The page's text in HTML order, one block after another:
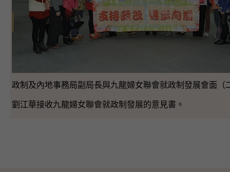
政制及內地事務局副局長與九龍婦女聯會就政制發展會面（
劉江華接收九龍婦女聯會就政制發展的意見書。